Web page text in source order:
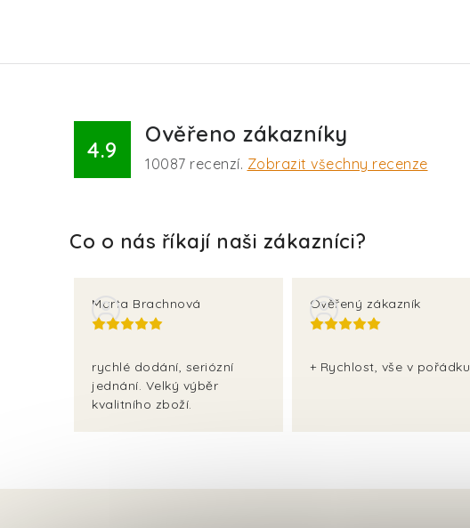
4.9
Ověřeno zákazníky
10087 recenzí. Zobrazit všechny recenze
Marta Brachnová
rychlé dodání, seriózní
jednání. Velký výběr
kvalitního zboží.
Ověřený zákazník
+ Rychlost, vše v pořádku